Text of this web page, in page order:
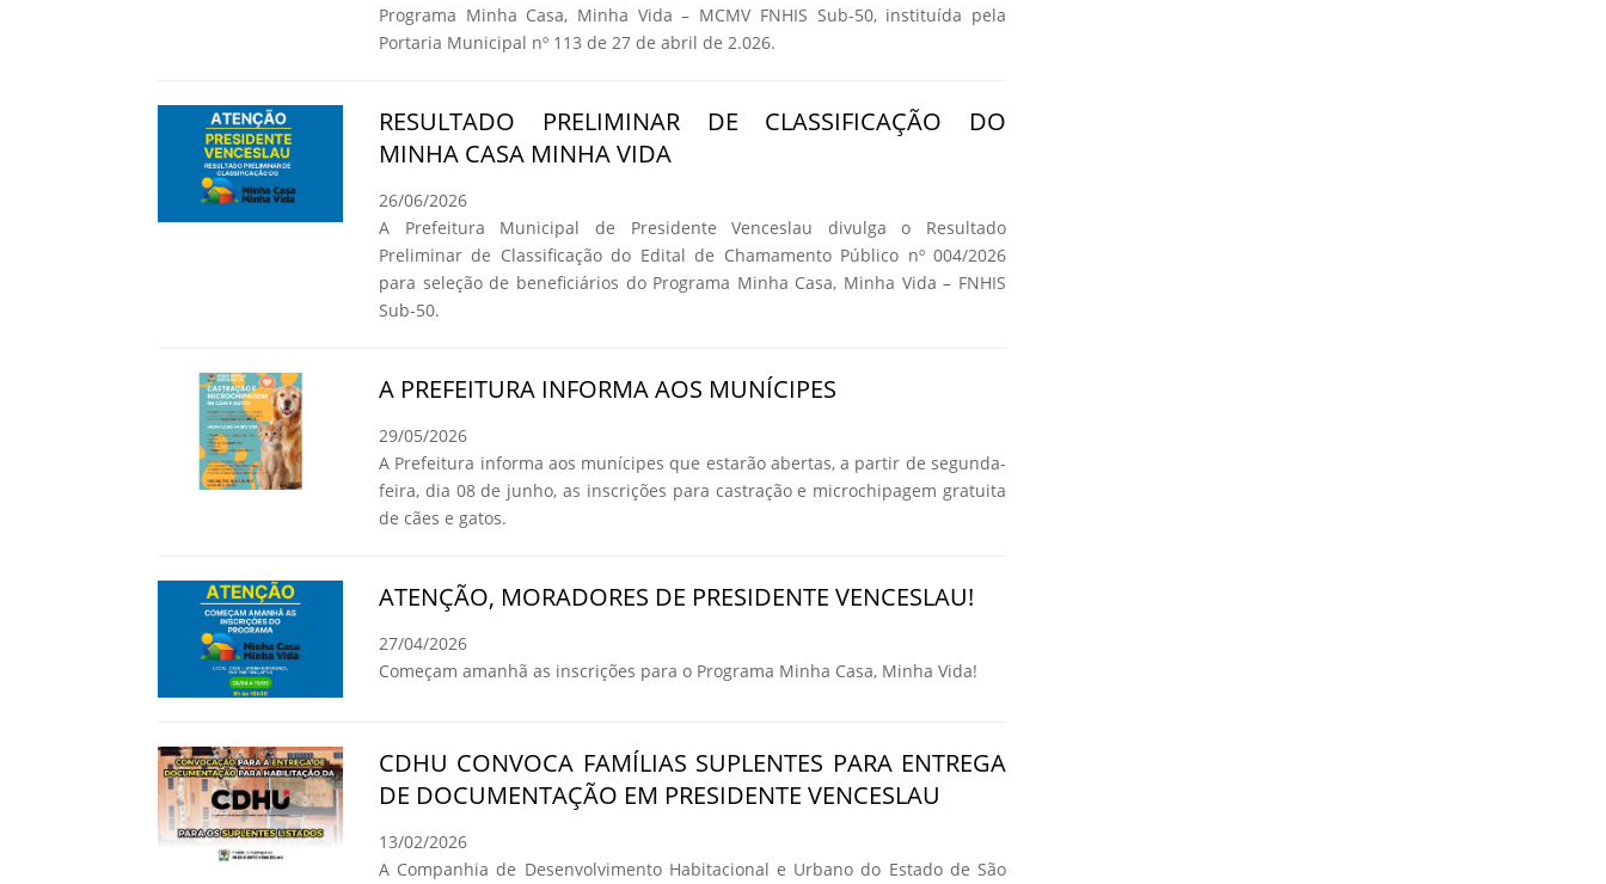
Programa Minha Casa, Minha Vida – MCMV FNHIS Sub-50, instituída pela
Portaria Municipal nº 113 de 27 de abril de 2.026.
RESULTADO PRELIMINAR DE CLASSIFICAÇÃO DO
MINHA CASA MINHA VIDA
26/06/2026
A Prefeitura Municipal de Presidente Venceslau divulga o Resultado
Preliminar de Classificação do Edital de Chamamento Público nº 004/2026
para seleção de beneficiários do Programa Minha Casa, Minha Vida – FNHIS
Sub-50.
A PREFEITURA INFORMA AOS MUNÍCIPES
29/05/2026
A Prefeitura informa aos munícipes que estarão abertas, a partir de segunda-
feira, dia 08 de junho, as inscrições para castração e microchipagem gratuita
de cães e gatos.
ATENÇÃO, MORADORES DE PRESIDENTE VENCESLAU!
27/04/2026
Começam amanhã as inscrições para o Programa Minha Casa, Minha Vida!
CDHU CONVOCA FAMÍLIAS SUPLENTES PARA ENTREGA
DE DOCUMENTAÇÃO EM PRESIDENTE VENCESLAU
13/02/2026
A Companhia de Desenvolvimento Habitacional e Urbano do Estado de São